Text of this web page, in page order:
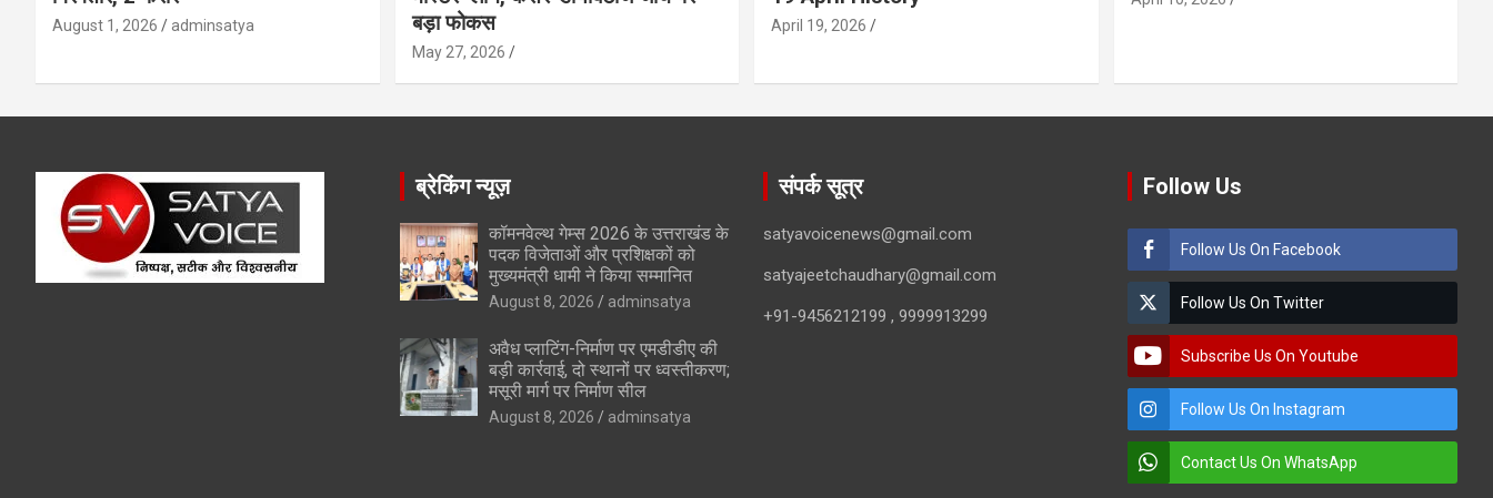
August 1, 2026 adminsatya
बड़ा फोकस
May 27, 2026
April 19, 2026
ब्रेकिंग न्यूज़
कॉमनवेल्थ गेम्स 2026 के उत्तराखंड के
पदक विजेताओं और प्रशिक्षकों को
मुख्यमंत्री धामी ने किया सम्मानित
August 8, 2026 adminsatya
अवैध प्लाटिंग-निर्माण पर एमडीडीए की
बड़ी कार्रवाई, दो स्थानों पर ध्वस्तीकरण;
मसूरी मार्ग पर निर्माण सील
August 8, 2026 adminsatya
संपर्क सूत्र
satyavoicenews@gmail.com
satyajeetchaudhary@gmail.com
+91-9456212199 , 9999913299
Follow Us
Follow Us On Facebook
Follow Us On Twitter
Subscribe Us On Youtube
Follow Us On Instagram
Contact Us On WhatsApp